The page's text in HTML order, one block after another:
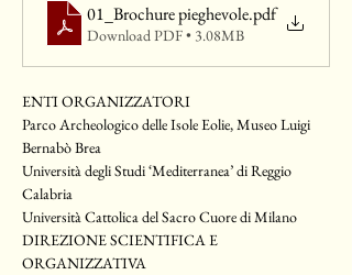
01_Brochure pieghevole.pdf
Download PDF • 3.08MB
ENTI ORGANIZZATORI
Parco Archeologico delle Isole Eolie, Museo Luigi
Bernabò Brea
Università degli Studi ‘Mediterranea’ di Reggio
Calabria
Università Cattolica del Sacro Cuore di Milano
DIREZIONE SCIENTIFICA E
ORGANIZZATIVA